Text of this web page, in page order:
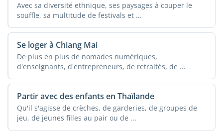
Avec sa diversité ethnique, ses paysages à couper le
souffle, sa multitude de festivals et ...
Se loger à Chiang Mai
De plus en plus de nomades numériques,
d'enseignants, d'entrepreneurs, de retraités, de ...
Partir avec des enfants en Thaïlande
Qu'il s'agisse de crèches, de garderies, de groupes de
jeu, de jeunes filles au pair ou de ...